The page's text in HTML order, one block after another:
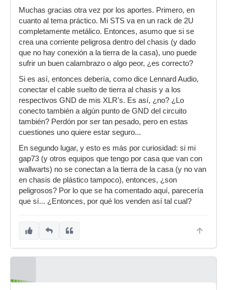
Muchas gracias otra vez por los aportes. Primero, en
cuanto al tema práctico. Mi STS va en un rack de 2U
completamente metálico. Entonces, asumo que si se
crea una corriente peligrosa dentro del chasis (y dado
que no hay conexión a la tierra de la casa), uno puede
sufrir un buen calambrazo o algo peor, ¿es correcto?
Si es así, entonces debería, como dice Lennard Audio,
conectar el cable suelto de tierra al chasis y a los
respectivos GND de mis XLR's. Es así, ¿no? ¿Lo
conecto también a algún punto de GND del circuito
también? Perdón por ser tan pesado, pero en estas
cuestiones uno quiere estar seguro...
En segundo lugar, y esto es más por curiosidad: si mi
gap73 (y otros equipos que tengo por casa que van con
wallwarts) no se conectan a la tierra de la casa (y no van
en chasis de plástico tampoco), entonces, ¿son
peligrosos? Por lo que se ha comentado aquí, parecería
que sí... ¿Entonces, por qué los venden así tal cual?